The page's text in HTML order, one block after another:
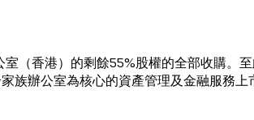
（香港）的剩餘55%股權的全部收購。至
族辦公室為核心的資產管理及金融服務上